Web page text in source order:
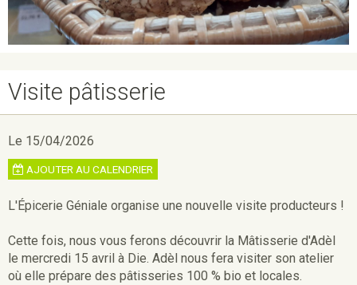
Visite pâtisserie
Le 15/04/2026
AJOUTER AU CALENDRIER
L'Épicerie Géniale organise une nouvelle visite producteurs !
Cette fois, nous vous ferons découvrir la Mâtisserie d'Adèl
le mercredi 15 avril à Die. Adèl nous fera visiter son atelier
où elle prépare des pâtisseries 100 % bio et locales.